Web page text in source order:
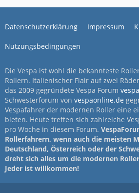
Datenschutzerklärung Impressum
Nutzungsbedingungen
Die Vespa ist wohl die bekannteste
Rollern. Italienischer Flair auf zwei
das 2009 gegründete Vespa Forum
Schwesterforum von vespaonline.de
Vespafahrer der modernen Roller eine
bieten. Heute treffen sich zahlreiche
pro Woche in diesem Forum.
Rollerfahrern, wenn auch die meisten
Deutschland, Österreich oder der
dreht sich alles um die modernen
Jeder ist willkommen!